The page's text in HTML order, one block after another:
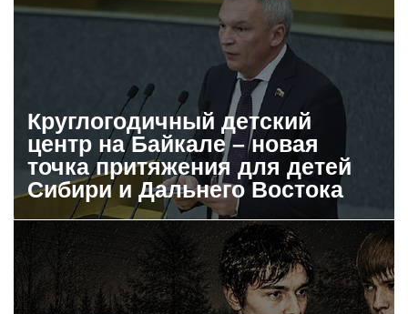
Круглогодичный детский
центр на Байкале – новая
точка притяжения для детей
Сибири и Дальнего Востока